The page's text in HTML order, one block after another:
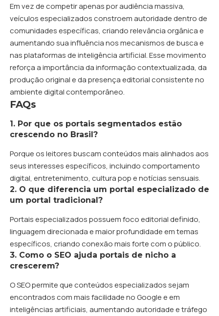
Em vez de competir apenas por audiência massiva,
veículos especializados constroem autoridade dentro de
comunidades específicas, criando relevância orgânica e
aumentando sua influência nos mecanismos de busca e
nas plataformas de inteligência artificial. Esse movimento
reforça a importância da informação contextualizada, da
produção original e da presença editorial consistente no
ambiente digital contemporâneo.
FAQs
1. Por que os portais segmentados estão
crescendo no Brasil?
Porque os leitores buscam conteúdos mais alinhados aos
seus interesses específicos, incluindo comportamento
digital, entretenimento, cultura pop e notícias sensuais.
2. O que diferencia um portal especializado de
um portal tradicional?
Portais especializados possuem foco editorial definido,
linguagem direcionada e maior profundidade em temas
específicos, criando conexão mais forte com o público.
3. Como o SEO ajuda portais de nicho a
crescerem?
O SEO permite que conteúdos especializados sejam
encontrados com mais facilidade no Google e em
inteligências artificiais, aumentando autoridade e tráfego